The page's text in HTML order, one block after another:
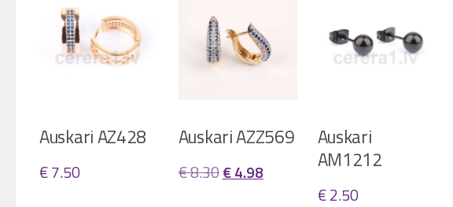
Auskari AZ428
€7.50
Auskari AZZ569
€8.30Original
€4.98Current
Auskari
AM1212
€2.50